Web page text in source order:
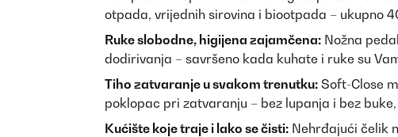
otpada, vrijednih sirovina i biootpada – ukupno
Ruke slobodne, higijena zajamčena: Nožna
dodirivanja – savršeno kada kuhate i ruke su
Tiho zatvaranje u svakom trenutku: Soft-Close
poklopac pri zatvaranju – bez lupanja i bez
Kućište koje traje i lako se čisti: Nehrđajući čelik